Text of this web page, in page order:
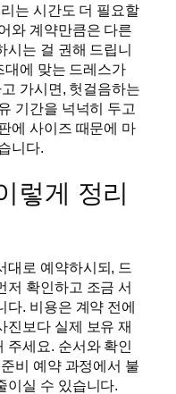
는 시간도 더 필요할
와 계약만큼은 다른
시는 걸 권해 드립니
대에 맞는 드레스가
가시면, 헛걸음하는
기간을 넉넉히 두고
에 사이즈 때문에 마
니다.
렇게 정리
대로 예약하시되, 드
저 확인하고 조금 서
다. 비용은 계약 전에
진보다 실제 보유 재
주세요. 순서와 확인
비 예약 과정에서 불
이실 수 있습니다.